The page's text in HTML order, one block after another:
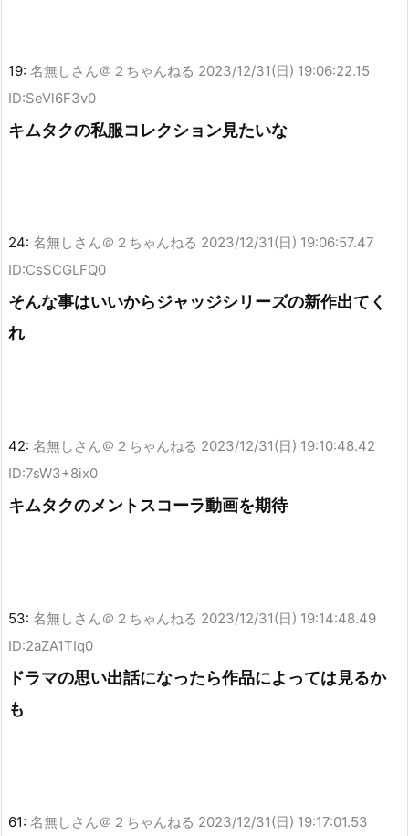
19: 名無しさん＠２ちゃんねる 2023/12/31(日) 19:06:22.15
ID:SeVl6F3v0
キムタクの私服コレクション見たいな
24: 名無しさん＠２ちゃんねる 2023/12/31(日) 19:06:57.47
ID:CsSCGLFQ0
そんな事はいいからジャッジシリーズの新作出てく
れ
42: 名無しさん＠２ちゃんねる 2023/12/31(日) 19:10:48.42
ID:7sW3+8ix0
キムタクのメントスコーラ動画を期待
53: 名無しさん＠２ちゃんねる 2023/12/31(日) 19:14:48.49
ID:2aZA1TIq0
ドラマの思い出話になったら作品によっては見るか
も
61: 名無しさん＠２ちゃんねる 2023/12/31(日) 19:17:01.53